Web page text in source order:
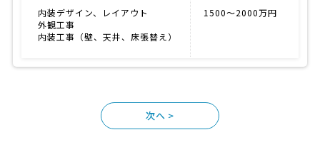
内装デザイン、レイアウト
外観工事
内装工事（壁、天井、床張替え）
1500〜2000万円
>